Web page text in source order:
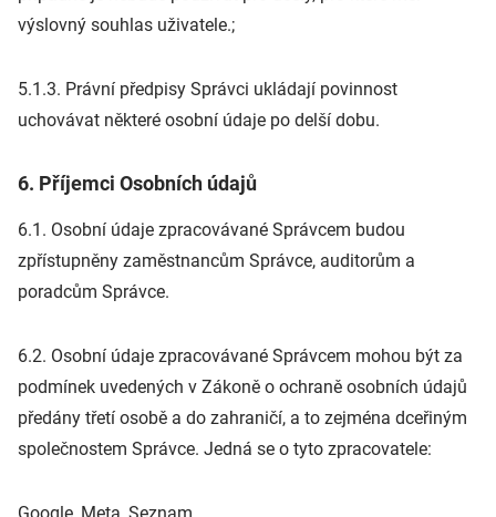
výslovný souhlas uživatele.;
5.1.3. Právní předpisy Správci ukládají povinnost
uchovávat některé osobní údaje po delší dobu.
6. Příjemci Osobních údajů
6.1. Osobní údaje zpracovávané Správcem budou
zpřístupněny zaměstnancům Správce, auditorům a
poradcům Správce.
6.2. Osobní údaje zpracovávané Správcem mohou být za
podmínek uvedených v Zákoně o ochraně osobních údajů
předány třetí osobě a do zahraničí, a to zejména dceřiným
společnostem Správce. Jedná se o tyto zpracovatele: